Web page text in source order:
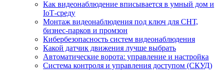
Как видеонаблюдение вписывается в умный дом и
IoT‑среду
Монтаж видеонаблюдения под ключ для СНТ,
бизнес‑парков и промзон
Кибербезопасность систем видеонаблюдения
Какой датчик движения лучше выбрать
Автоматические ворота: управление и настройка
Система контроля и управления доступом (СКУД)